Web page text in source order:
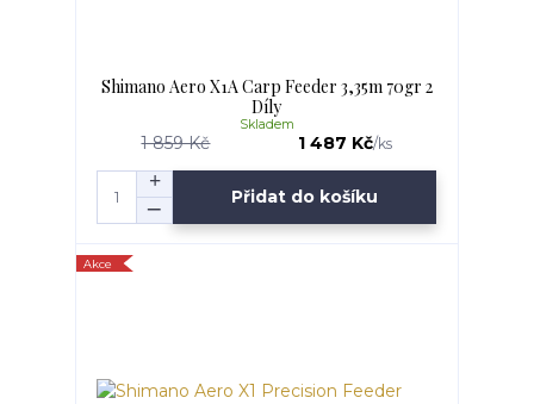
Shimano Aero X1A Carp Feeder 3,35m 70gr 2
Díly
1 859 Kč 1 487 Kč/ks
Skladem
Přidat do košíku
Akce